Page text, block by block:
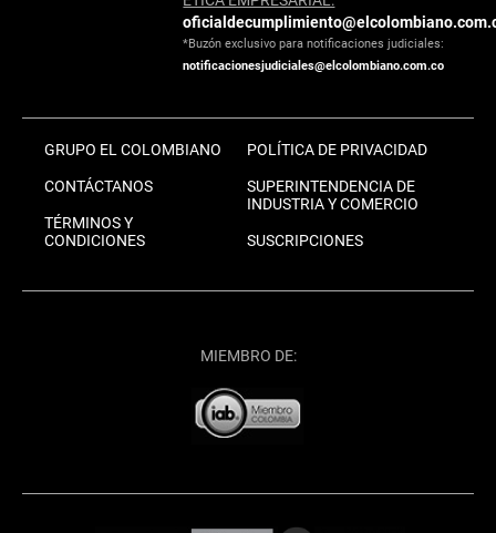
*Buzón exclusivo para notificaciones judiciales:
notificacionesjudiciales@elcolombiano.com.co
GRUPO EL COLOMBIANO
CONTÁCTANOS
TÉRMINOS Y
CONDICIONES
POLÍTICA DE PRIVACIDAD
SUPERINTENDENCIA DE
INDUSTRIA Y COMERCIO
SUSCRIPCIONES
MIEMBRO DE: